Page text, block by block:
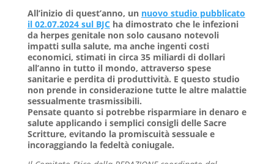
All’inizio di quest’anno, un nuovo studio pubblicato
il 02.07.2024 sul BJCha dimostrato che le infezioni
da herpes genitale non solo causano notevoli
impatti sulla salute, ma anche ingenti costi
economici, stimati in circa 35 miliardi di dollari
all’anno in tutto il mondo, attraverso spese
sanitarie e perdita di produttività. E questo studio
non prende in considerazione tutte le altre malattie
sessualmente trasmissibili.
Pensate quanto si potrebbe risparmiare in denaro e
salute applicando i semplici consigli delle Sacre
Scritture, evitando la promiscuità sessuale e
incoraggiando la fedeltà coniugale.